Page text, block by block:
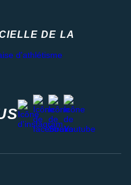
DE LA
instagram
facebook
stravayoutube